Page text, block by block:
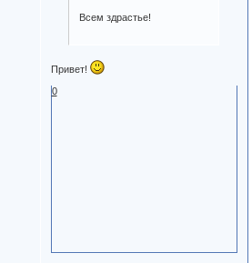
Всем здрастье!
Привет!
0